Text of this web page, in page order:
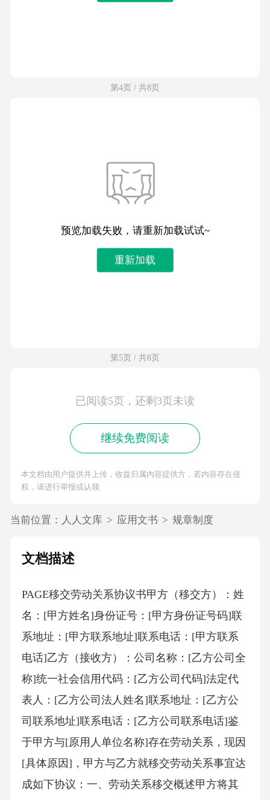
第4页 / 共8页
预览加载失败，请重新加载试试~
重新加载
第5页 / 共8页
已阅读5页，还剩3页未读
继续免费阅读
本文档由用户提供并上传，收益归属内容提供方，若内容存在侵
权，请进行举报或认领
当前位置： 人人文库 > 应用文书 > 规章制度
文档描述
PAGE移交劳动关系协议书 甲方（移交方）：姓
名：[甲方姓名]身份证号：[甲方身份证号码]联
系地址：[甲方联系地址]联系电话：[甲方联系
电话]乙方（接收方）：公司名称：[乙方公司全
称]统一社会信用代码：[乙方公司代码]法定代
表人：[乙方公司法人姓名]联系地址：[乙方公
司联系地址]联系电话：[乙方公司联系电话]鉴
于甲方与[原用人单位名称]存在劳动关系，现因
[具体原因]，甲方与乙方就移交劳动关系事宜达
成如下协议：一、劳动关系移交概述甲方将其